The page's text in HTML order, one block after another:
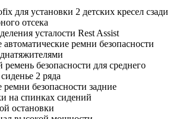
для установки 2 детских кресел сзади
отсека
усталости Rest Assist
автоматические ремни безопасности
безопасности для среднего
2 ряда
ремни безопасности задние
на спинках сидений
остановки